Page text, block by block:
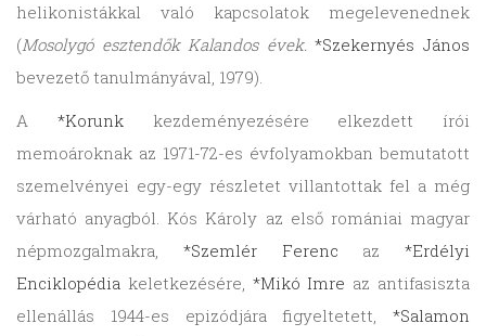
helikonistákkal való kapcsolatok megelevenednek
(Mosolygó esztendők Kalandos évek. *Szekernyés János
bevezető tanulmányával, 1979).
A *Korunkkezdeményezésére elkezdett írói
memoároknak az 1971-72-es évfolyamokban bemutatott
szemelvényei egy-egy részletet villantottak fel a még
várható anyagból. Kós Károly az első romániai magyar
népmozgalmakra, *Szemlér Ferenc az *Erdélyi
Enciklopédia keletkezésére, *Mikó Imre az antifasiszta
ellenállás 1944-es epizódjára figyeltetett, *Salamon